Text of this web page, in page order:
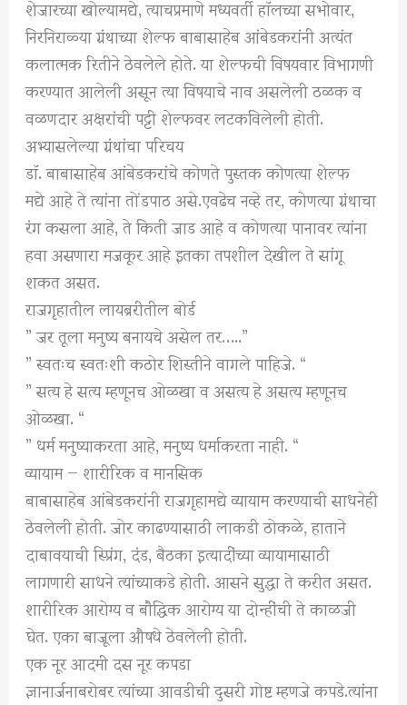
निरनिराळ्या ग्रंथाच्या शेल्फ बाबासाहेब आंबेडकरांनी अत्यंत
कलात्मक रितीने ठेवलेले होते. या शेल्फची विषयवार विभागणी
करण्यात आलेली असून त्या विषयाचे नाव असलेली ठळक व
वळणदार अक्षरांची पट्टी शेल्फवर लटकविलेली होती.
अभ्यासलेल्या ग्रंथांचा परिचय
डाॅ. बाबासाहेब आंबेडकरांचे कोणते पुस्तक कोणत्या शेल्फ
मद्ये आहे ते त्यांना तोंडपाठ असे.एवढेच नव्हे तर, कोणत्या ग्रंथाचा
रंग कसला आहे, ते किती जाड आहे व कोणत्या पानावर त्यांना
हवा असणारा मजकूर आहे इतका तपशील देखील ते सांगू
शकत असत.
राजगृहातील लायब्ररीतील बोर्ड
” जर तूला मनुष्य बनायचे असेल तर…..”
” स्वतःच स्वतःशी कठोर शिस्तीने वागले पाहिजे. “
” सत्य हे सत्य म्हणूनच ओळखा व असत्य हे असत्य म्हणूनच
ओळखा. “
” धर्म मनुष्याकरता आहे, मनुष्य धर्माकरता नाही. “
व्यायाम — शारीरिक व मानसिक
बाबासाहेब आंबेडकरांनी राजगृहामद्ये व्यायाम करण्याची साधनेही
ठेवलेली होती. जोर काढण्यासाठी लाकडी ठोकळे, हाताने
दाबावयाची स्प्रिंग, दंड, बैठका इत्यादींच्या व्यायामासाठी
लागणारी साधने त्यांच्याकडे होती. आसने सुद्धा ते करीत असत.
शारीरिक आरोग्य व बौद्धिक आरोग्य या दोन्हींची ते काळजी
घेत. एका बाजूला औषधे ठेवलेली होती.
एक नूर आदमी दस नूर कपडा
ज्ञानार्जनाबरोबर त्यांच्या आवडीची दुसरी गोष्ट म्हणजे कपडे.त्यांना